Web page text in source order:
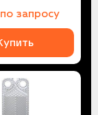
запросу